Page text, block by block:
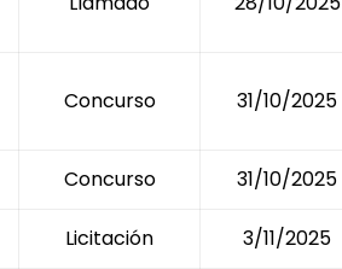
Concurso 31/10/2025
Concurso 31/10/2025
Licitación 3/11/2025